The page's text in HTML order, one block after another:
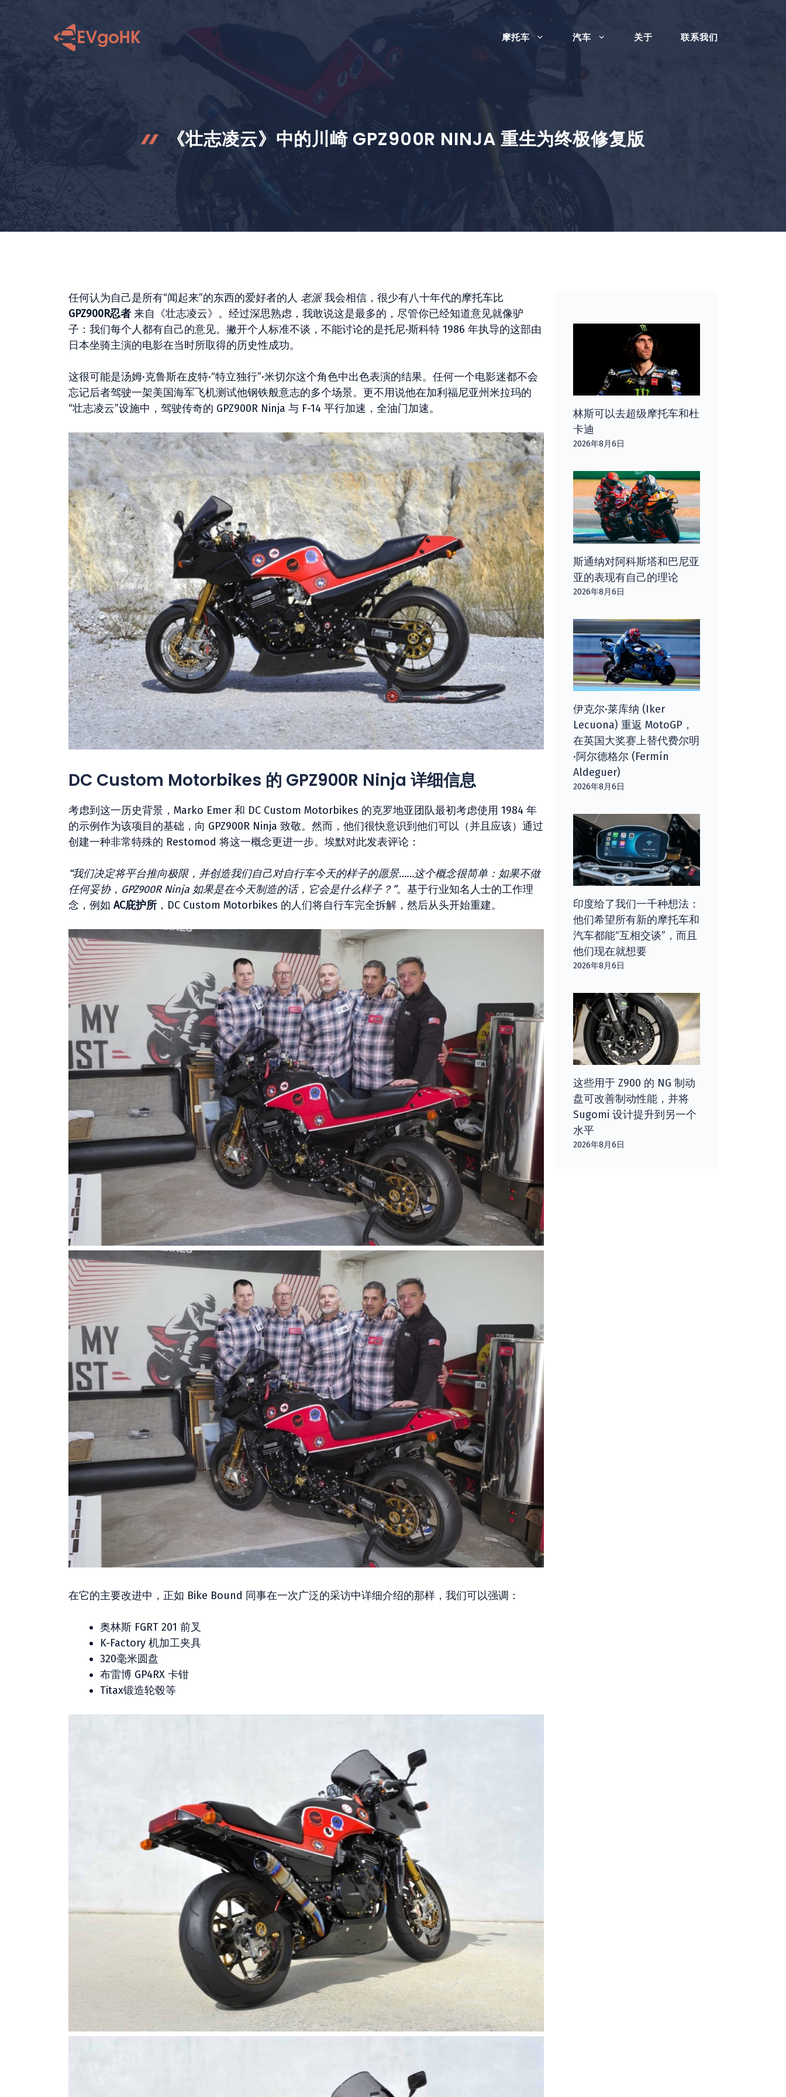
摩托车 汽车 关于 联系我们
《壮志凌云》中的川崎 GPZ900R NINJA 重生为终极修复版
任何认为自己是所有“闻起来”的东西的爱好者的人 老派我会相信，很少有八十年代的摩托车比
GPZ900R忍者 来自《壮志凌云》。经过深思熟虑，我敢说这是最多的，尽管你已经知道意见就像驴
子：我们每个人都有自己的意见。撇开个人标准不谈，不能讨论的​​是托尼·斯科特 1986 年执导的这部由
日本坐骑主演的电影在当时所取得的历史性成功。
这很可能是汤姆·克鲁斯在皮特·“特立独行”·米切尔这个角色中出色表演的结果。任何一个电影迷都不会
忘记后者驾驶一架美国海军飞机测试他钢铁般意志的多个场景。更不用说他在加利福尼亚州米拉玛的
“壮志凌云”设施中，驾驶传奇的 GPZ900R Ninja 与 F-14 平行加速，全油门加速。
DC Custom Motorbikes 的 GPZ900R Ninja 详细信息
考虑到这一历史背景，Marko Emer 和 DC Custom Motorbikes 的克罗地亚团队最初考虑使用 1984 年
的示例作为该项目的基础，向 GPZ900R Ninja 致敬。然而，他们很快意识到他们可以（并且应该）通过
创建一种非常特殊的 Restomod 将这一概念更进一步。埃默对此发表评论：
“我们决定将平台推向极限，并创造我们自己对自行车今天的样子的愿景……这个概念很简单：如果不做
任何妥协，GPZ900R Ninja 如果是在今天制造的话，它会是什么样子？”。基于行业知名人士的工作理
念，例如 AC庇护所 ，DC Custom Motorbikes 的人们将自行车完全拆解，然后从头开始重建。
在它的主要改进中，正如 Bike Bound 同事在一次广泛的采访中详细介绍的那样，我们可以强调：
奥林斯 FGRT 201 前叉
K-Factory 机加工夹具
320毫米圆盘
布雷博 GP4RX 卡钳
Titax锻造轮毂等
林斯可以去超级摩托车和杜
卡迪
2026年8月6日
斯通纳对阿科斯塔和巴尼亚
亚的表现有自己的理论
2026年8月6日
伊克尔·莱库纳 (Iker
Lecuona) 重返 MotoGP，
在英国大奖赛上替代费尔明
·阿尔德格尔 (Fermín
Aldeguer)
2026年8月6日
印度给了我们一千种想法：
他们希望所有新的摩托车和
汽车都能“互相交谈”，而且
他们现在就想要
2026年8月6日
这些用于 Z900 的 NG 制动
盘可改善制动性能，并将
Sugomi 设计提升到另一个
水平
2026年8月6日